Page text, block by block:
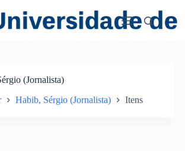
de ferramentas
(Jornalista)
Habib, Sérgio (Jornalista) Itens